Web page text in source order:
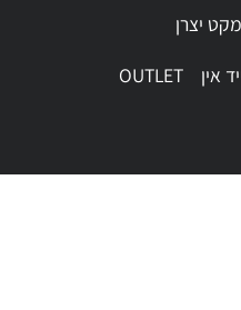
יצרן
אין
OUTLET